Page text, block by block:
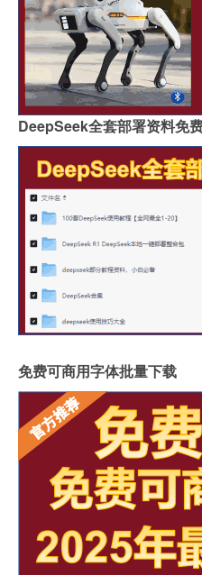
DeepSeek全套部署资料免
免费可商用字体批量下载